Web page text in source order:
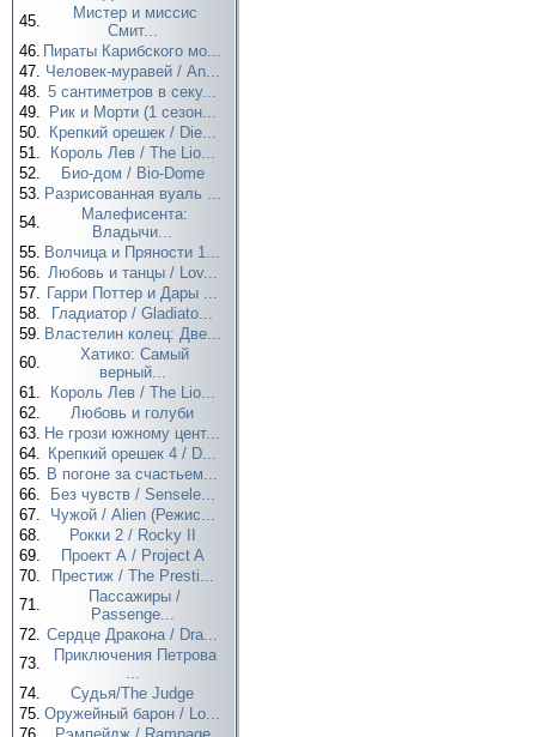
45.
Мистер и миссис
Смит...
46. Пираты Карибского мо...
47. Человек-муравей / An...
48. 5 сантиметров в секу...
49.
Рик и Морти (1 сезон...
50.
Крепкий орешек / Die...
51.
Король Лев / The Lio...
52.
Био-дом / Bio-Dome
53. Разрисованная вуаль ...
54.
Малефисента:
Владычи...
55. Волчица и Пряности 1...
56. Любовь и танцы / Lov...
57. Гарри Поттер и Дары ...
58.
Гладиатор / Gladiato...
59. Властелин колец: Две...
60.
Хатико: Самый
верный...
61.
Король Лев / The Lio...
62.
Любовь и голуби
63. Не грози южному цент...
64. Крепкий орешек 4 / D...
65. В погоне за счастьем...
66.
Без чувств / Sensele...
67.
Чужой / Alien (Режис...
68.
Рокки 2 / Rocky II
69.
Проект А / Project A
70.
Престиж / The Presti...
71.
Пассажиры /
Passenge...
72. Сердце Дракона / Dra...
73.
Приключения Петрова
...
74.
Судья/The Judge
75. Оружейный барон / Lo...